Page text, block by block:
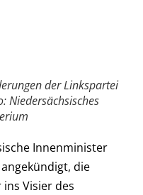
der Linkspartei
Niedersächsisches
Innenminister
die
Visier des